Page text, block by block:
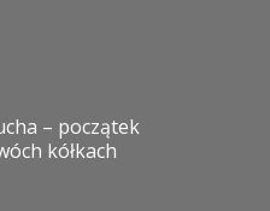
– początek
kółkach